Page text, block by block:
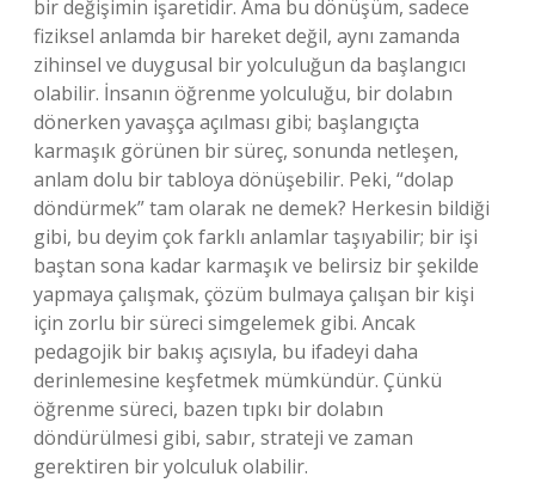
bir değişimin işaretidir. Ama bu dönüşüm, sadece
fiziksel anlamda bir hareket değil, aynı zamanda
zihinsel ve duygusal bir yolculuğun da başlangıcı
olabilir. İnsanın öğrenme yolculuğu, bir dolabın
dönerken yavaşça açılması gibi; başlangıçta
karmaşık görünen bir süreç, sonunda netleşen,
anlam dolu bir tabloya dönüşebilir. Peki, “dolap
döndürmek” tam olarak ne demek? Herkesin bildiği
gibi, bu deyim çok farklı anlamlar taşıyabilir; bir işi
baştan sona kadar karmaşık ve belirsiz bir şekilde
yapmaya çalışmak, çözüm bulmaya çalışan bir kişi
için zorlu bir süreci simgelemek gibi. Ancak
pedagojik bir bakış açısıyla, bu ifadeyi daha
derinlemesine keşfetmek mümkündür. Çünkü
öğrenme süreci, bazen tıpkı bir dolabın
döndürülmesi gibi, sabır, strateji ve zaman
gerektiren bir yolculuk olabilir.